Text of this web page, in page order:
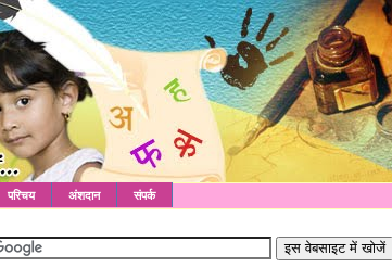
परिचय अंशदान संपर्क